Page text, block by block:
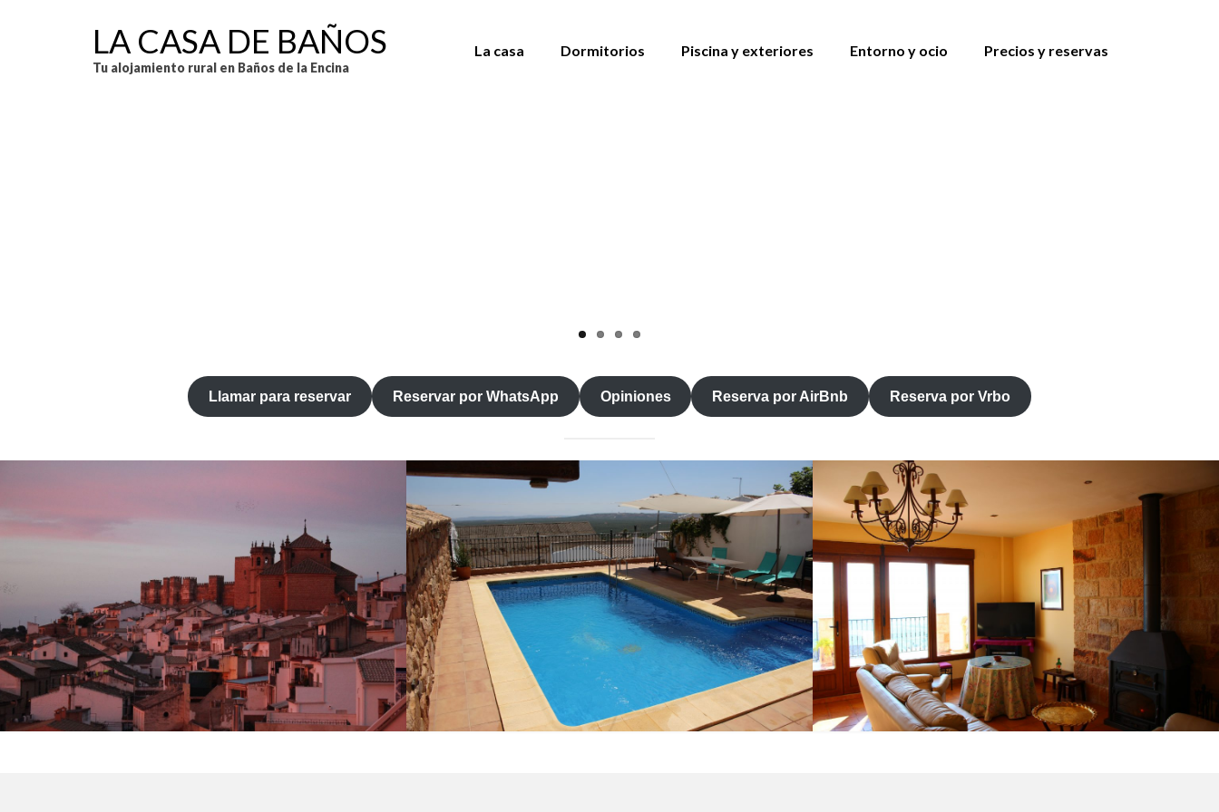
LA CASA DE BAÑOS
Tu alojamiento rural en Baños de la Encina
La casa Dormitorios Piscina y exteriores Entorno y ocio Precios y reservas
Llamar para reservar Reservar por WhatsApp Opiniones Reserva por AirBnb Reserva por Vrbo